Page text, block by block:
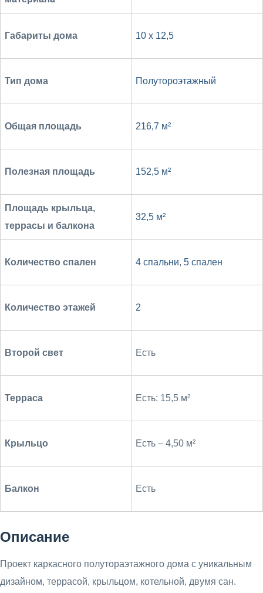
Габариты дома 10 х 12,5
Тип дома Полутороэтажный
Общая площадь 216,7 м²
Полезная площадь 152,5 м²
Площадь крыльца,
террасы и балкона
32,5 м²
Количество спален 4 спальни, 5 спален
Количество этажей 2
Второй свет Есть
Терраса Есть: 15,5 м²
Крыльцо Есть – 4,50 м²
Балкон Есть
Описание
Проект каркасного полутораэтажного дома с уникальным
дизайном, террасой, крыльцом, котельной, двумя сан.